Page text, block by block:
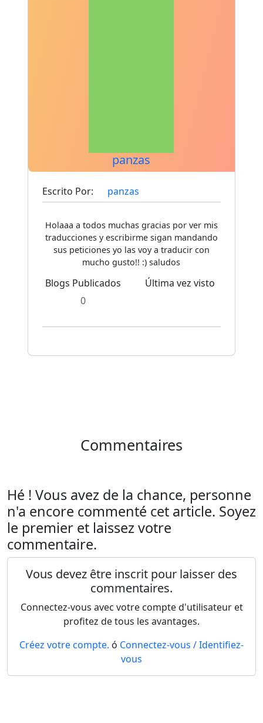
panzas
Escrito Por: panzas
Holaaa a todos muchas gracias por ver mis
traducciones y escribirme sigan mandando
sus peticiones yo las voy a traducir con
mucho gusto!! :) saludos
Blogs Publicados
0
Última vez visto
Commentaires
Hé ! Vous avez de la chance, personne
n'a encore commenté cet article. Soyez
le premier et laissez votre
commentaire.
Vous devez être inscrit pour laisser des
commentaires.
Connectez-vous avec votre compte d'utilisateur et
profitez de tous les avantages.
Créez votre compte. ó Connectez-vous / Identifiez-
vous